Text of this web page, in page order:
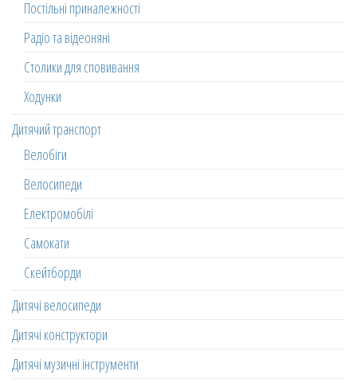
Постільні приналежності
Радіо та відеоняні
Столики для сповивання
Ходунки
Дитячий транспорт
Велобіги
Велосипеди
Електромобілі
Самокати
Скейтборди
Дитячі велосипеди
Дитячі конструктори
Дитячі музичні інструменти